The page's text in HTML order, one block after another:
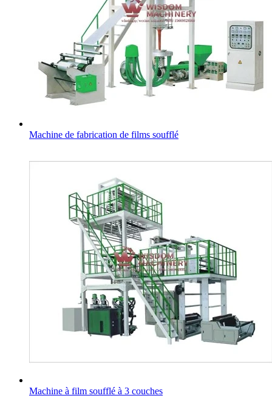
Machine de fabrication de films soufflé
Machine à film soufflé à 3 couches